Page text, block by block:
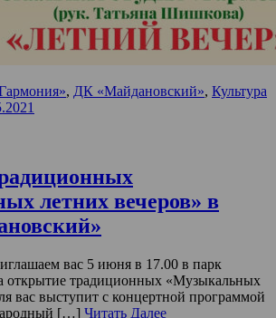
, ДК «Майдановский», Культура
летних вечеров» в
вас 5 июня в 17.00 в парк
открытие традиционных «Музыкальных
вас выступит с концертной программой
[…] Читать Далее